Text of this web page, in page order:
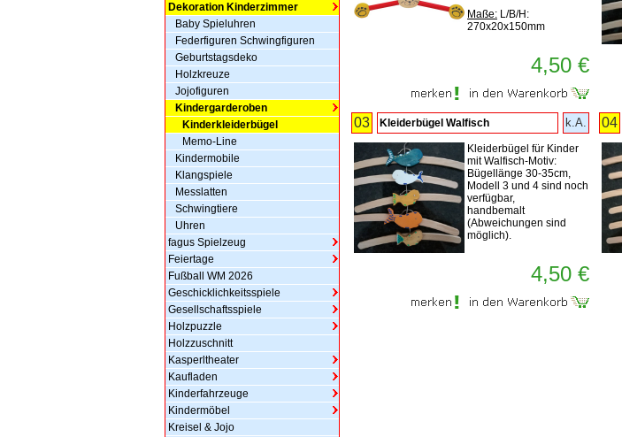
Dekoration Kinderzimmer
Baby Spieluhren
Federfiguren Schwingfiguren
Geburtstagsdeko
Holzkreuze
Jojofiguren
Kindergarderoben
Kinderkleiderbügel
Memo-Line
Kindermobile
Klangspiele
Messlatten
Schwingtiere
Uhren
fagus Spielzeug
Feiertage
Fußball WM 2026
Geschicklichkeitsspiele
Gesellschaftsspiele
Holzpuzzle
Holzzuschnitt
Kasperltheater
Kaufladen
Kinderfahrzeuge
Kindermöbel
Kreisel & Jojo
Maße: L/B/H:
270x20x150mm
4,50 €
03 Kleiderbügel Walfisch k.A.
Kleiderbügel für Kinder
mit Walfisch-Motiv:
Bügellänge 30-35cm,
Modell 3 und 4 sind noch
verfügbar,
handbemalt
(Abweichungen sind
möglich).
4,50 €
04